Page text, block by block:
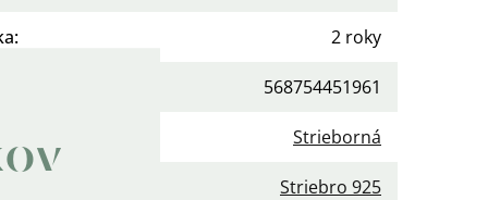
: 2 roky
568754451961
Strieborná
Striebro 925